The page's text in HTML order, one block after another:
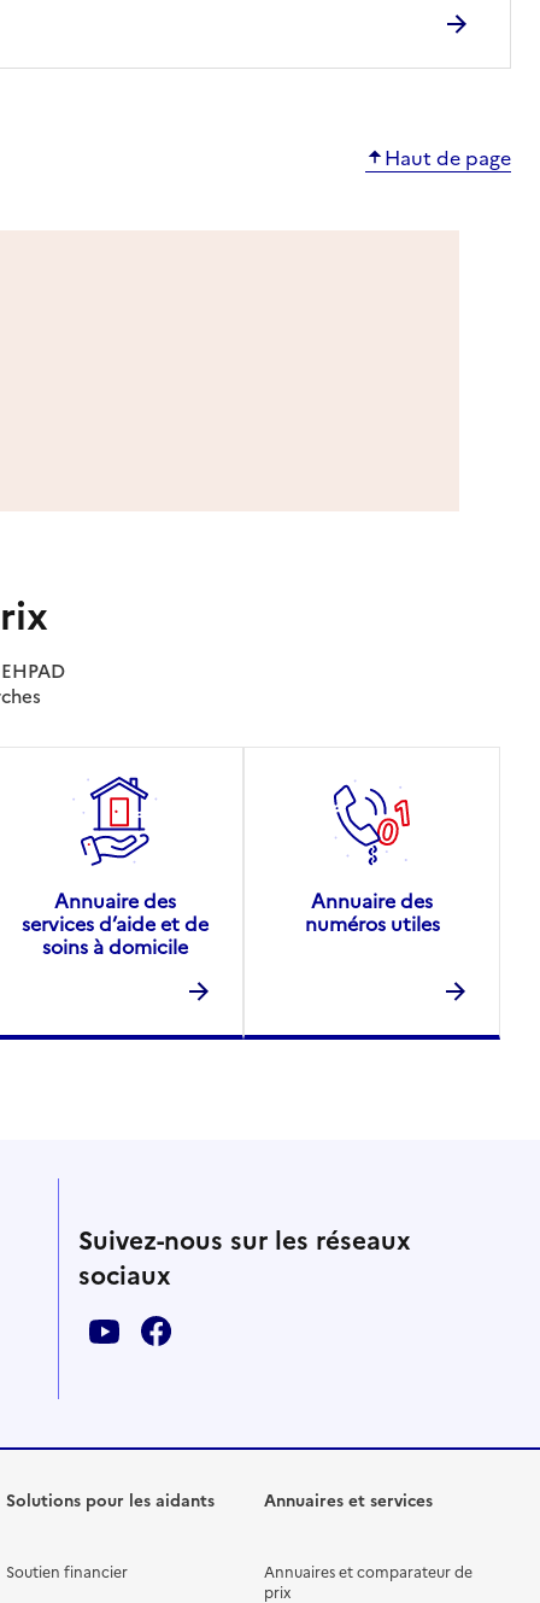
Haut de page
Annuaire des
services d’aide et de
soins à domicile
Annuaire des
numéros utiles
Suivez-nous sur les réseaux
sociaux
Solutions pour les aidants
Soutien financier
Annuaires et services
Annuaires et comparateur de
prix